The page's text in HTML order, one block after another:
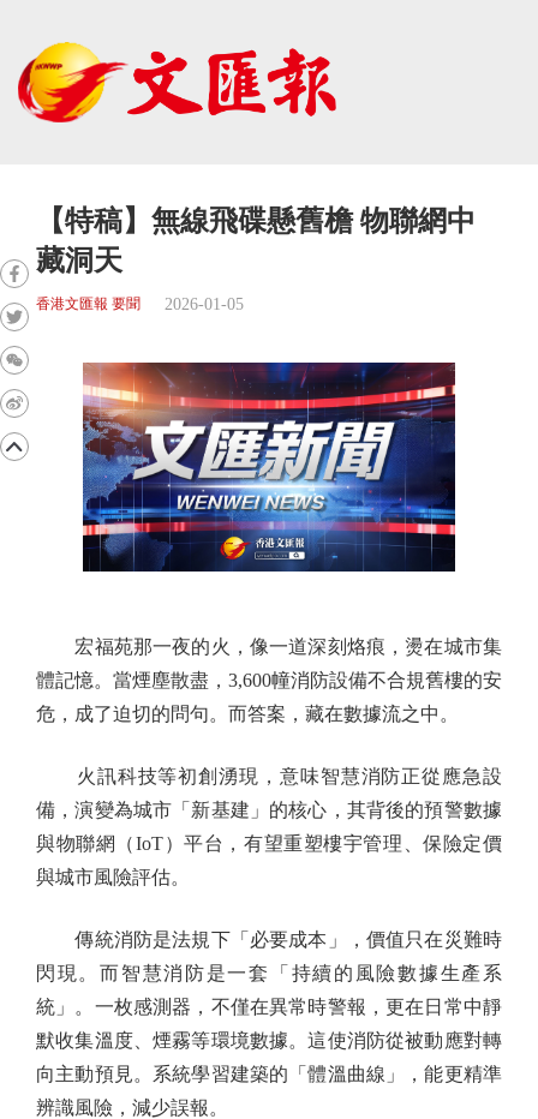
【特稿】無線飛碟懸舊檐 物聯網中
藏洞天
香港文匯報 要聞 2026-01-05
宏福苑那一夜的火，像一道深刻烙痕，燙在城市集
體記憶。當煙塵散盡，3,600幢消防設備不合規舊樓的安
危，成了迫切的問句。而答案，藏在數據流之中。
火訊科技等初創湧現，意味智慧消防正從應急設
備，演變為城市「新基建」的核心，其背後的預警數據
與物聯網（IoT）平台，有望重塑樓宇管理、保險定價
與城市風險評估。
傳統消防是法規下「必要成本」，價值只在災難時
閃現。而智慧消防是一套「持續的風險數據生產系
統」。一枚感測器，不僅在異常時警報，更在日常中靜
默收集溫度、煙霧等環境數據。這使消防從被動應對轉
向主動預見。系統學習建築的「體溫曲線」，能更精準
辨識風險，減少誤報。